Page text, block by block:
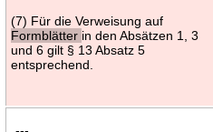
(7) Für die Verweisung auf
Formblätter in den Absätzen 1, 3
und 6 gilt § 13 Absatz 5
entsprechend.